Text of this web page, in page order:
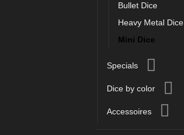
Bullet Dice
Heavy Metal Dice
Mini Dice
Specials
Dice by color
Accessoires